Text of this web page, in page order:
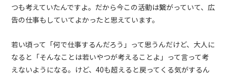
つも考えていたんですよ。だから今この活動は繋がっていて、広
告の仕事もしていてよかったと思えています。
若い頃って「何で仕事するんだろう」って思うんだけど、大人に
なると「そんなことは若いやつが考えることよ」って言って考
えないようになる。けど、40も超えると戻ってくる気がするん